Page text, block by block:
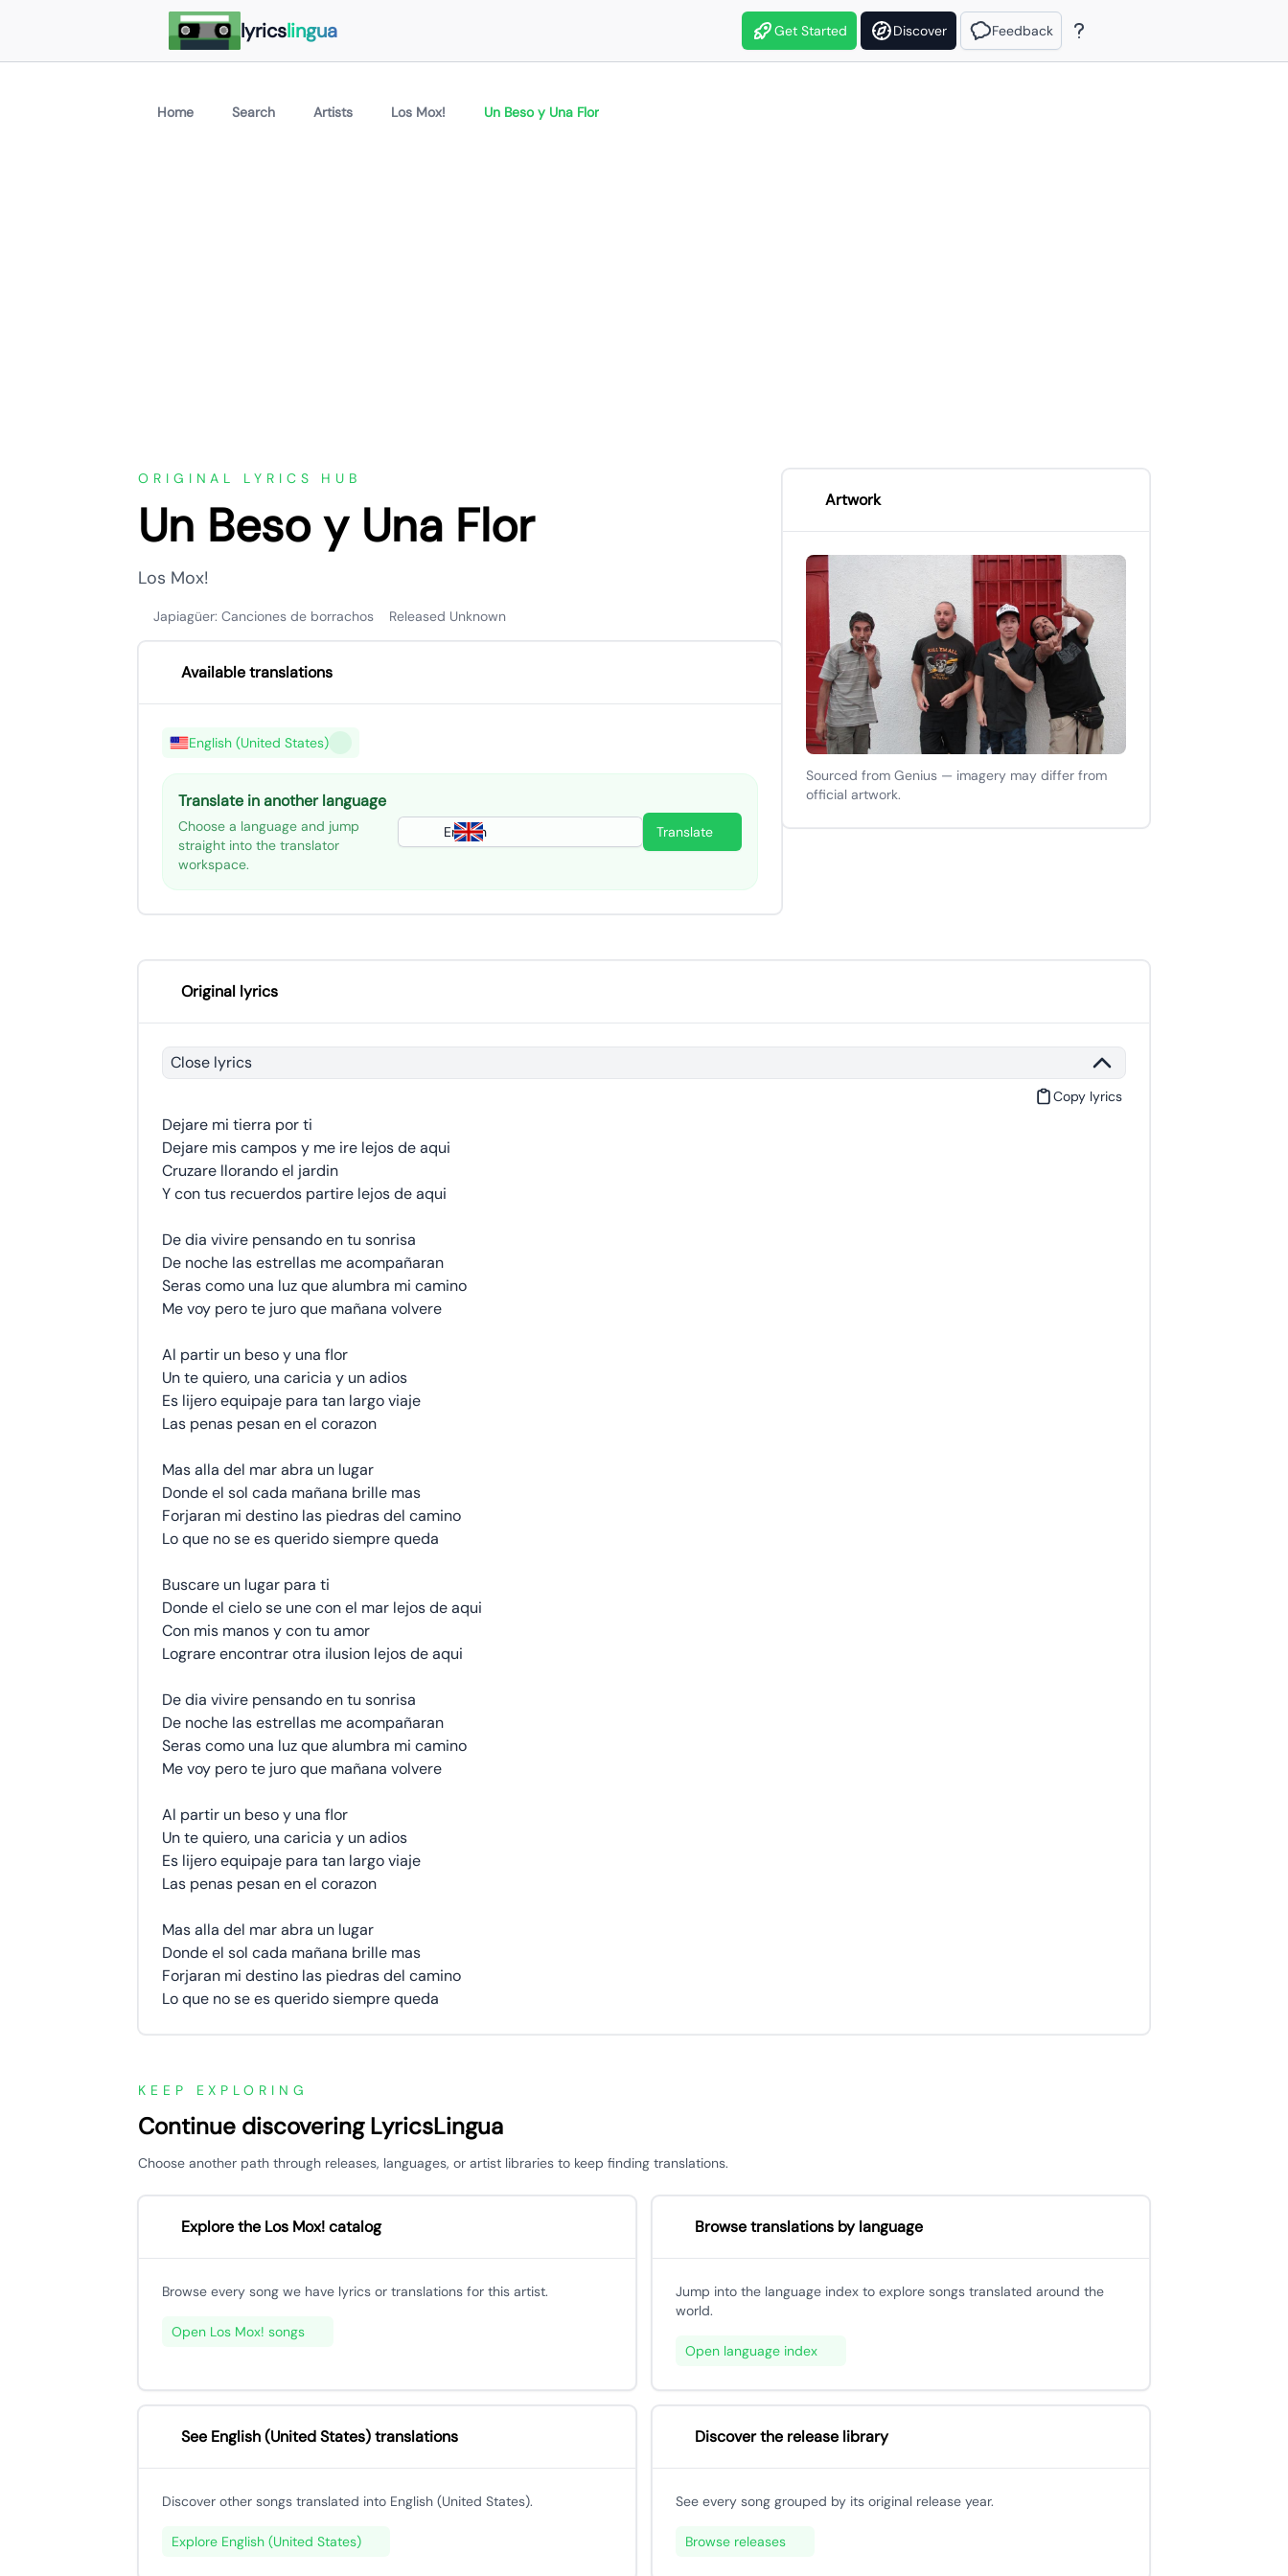
lyricslingua Get Started Discover Feedback
Home Search Artists Los Mox! Un Beso y Una Flor
ORIGINAL LYRICS HUB
Un Beso y Una Flor
Los Mox!
Japiagüer: Canciones de borrachos Released Unknown
Available translations
English (United States)
Translate in another language
Choose a language and jump
straight into the translator
workspace.
English Translate
Artwork
Sourced from Genius — imagery may differ from
official artwork.
Original lyrics
Close lyrics
Copy lyrics
Dejare mi tierra por ti
Dejare mis campos y me ire lejos de aqui
Cruzare llorando el jardin
Y con tus recuerdos partire lejos de aqui
De dia vivire pensando en tu sonrisa
De noche las estrellas me acompañaran
Seras como una luz que alumbra mi camino
Me voy pero te juro que mañana volvere
Al partir un beso y una flor
Un te quiero, una caricia y un adios
Es lijero equipaje para tan largo viaje
Las penas pesan en el corazon
Mas alla del mar abra un lugar
Donde el sol cada mañana brille mas
Forjaran mi destino las piedras del camino
Lo que no se es querido siempre queda
Buscare un lugar para ti
Donde el cielo se une con el mar lejos de aqui
Con mis manos y con tu amor
Lograre encontrar otra ilusion lejos de aqui
De dia vivire pensando en tu sonrisa
De noche las estrellas me acompañaran
Seras como una luz que alumbra mi camino
Me voy pero te juro que mañana volvere
Al partir un beso y una flor
Un te quiero, una caricia y un adios
Es lijero equipaje para tan largo viaje
Las penas pesan en el corazon
Mas alla del mar abra un lugar
Donde el sol cada mañana brille mas
Forjaran mi destino las piedras del camino
Lo que no se es querido siempre queda
KEEP EXPLORING
Continue discovering LyricsLingua
Choose another path through releases, languages, or artist libraries to keep finding translations.
Explore the Los Mox! catalog
Browse every song we have lyrics or translations for this artist.
Open Los Mox! songs
Browse translations by language
Jump into the language index to explore songs translated around the
world.
Open language index
See English (United States) translations
Discover other songs translated into English (United States).
Explore English (United States)
Discover the release library
See every song grouped by its original release year.
Browse releases